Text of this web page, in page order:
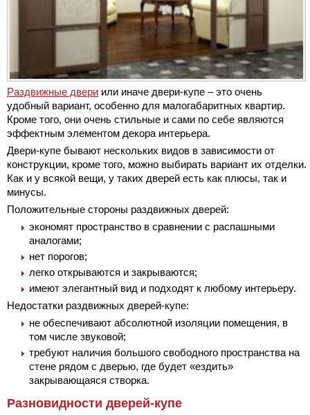
Раздвижные двери или иначе двери-купе – это очень
удобный вариант, особенно для малогабаритных квартир.
Кроме того, они очень стильные и сами по себе являются
эффектным элементом декора интерьера.
Двери-купе бывают нескольких видов в зависимости от
конструкции, кроме того, можно выбирать вариант их отделки.
Как и у всякой вещи, у таких дверей есть как плюсы, так и
минусы.
Положительные стороны раздвижных дверей:
экономят пространство в сравнении с распашными
аналогами;
нет порогов;
легко открываются и закрываются;
имеют элегантный вид и подходят к любому интерьеру.
Недостатки раздвижных дверей-купе:
не обеспечивают абсолютной изоляции помещения, в
том числе звуковой;
требуют наличия большого свободного пространства на
стене рядом с дверью, где будет «ездить»
закрывающаяся створка.
Разновидности дверей-купе